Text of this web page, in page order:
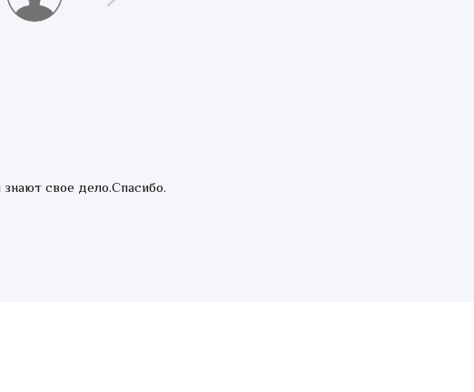
свое дело.Спасибо.